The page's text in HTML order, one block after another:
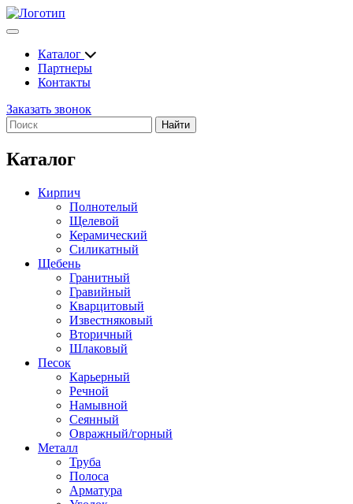
Каталог
Партнеры
Контакты
Заказать звонок
Найти
Каталог
Кирпич
Полнотелый
Щелевой
Керамический
Силикатный
Щебень
Гранитный
Гравийный
Кварцитовый
Известняковый
Вторичный
Шлаковый
Песок
Карьерный
Речной
Намывной
Сеянный
Овражный/горный
Металл
Труба
Полоса
Арматура